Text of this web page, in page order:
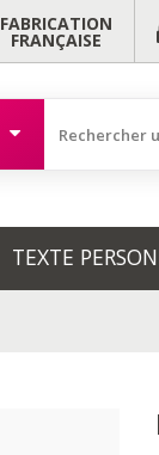
FABRICATION
FRANÇAISE
TEXTE